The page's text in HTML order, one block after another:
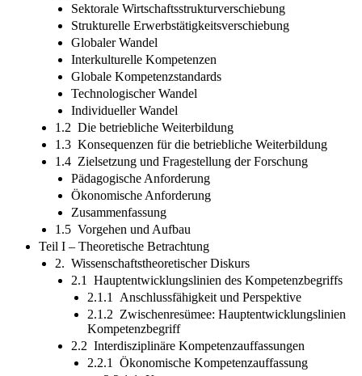
Sektorale Wirtschaftsstrukturverschiebung
Strukturelle Erwerbstätigkeitsverschiebung
Globaler Wandel
Interkulturelle Kompetenzen
Globale Kompetenzstandards
Technologischer Wandel
Individueller Wandel
1.2 Die betriebliche Weiterbildung
1.3 Konsequenzen für die betriebliche Weiterbildung
1.4 Zielsetzung und Fragestellung der Forschung
Pädagogische Anforderung
Ökonomische Anforderung
Zusammenfassung
1.5 Vorgehen und Aufbau
Teil I – Theoretische Betrachtung
2. Wissenschaftstheoretischer Diskurs
2.1 Hauptentwicklungslinien des Kompetenzbegriffs
2.1.1 Anschlussfähigkeit und Perspektive
2.1.2 Zwischenresümee: Hauptentwicklungslinien
Kompetenzbegriff
2.2 Interdisziplinäre Kompetenzauffassungen
2.2.1 Ökonomische Kompetenzauffassung